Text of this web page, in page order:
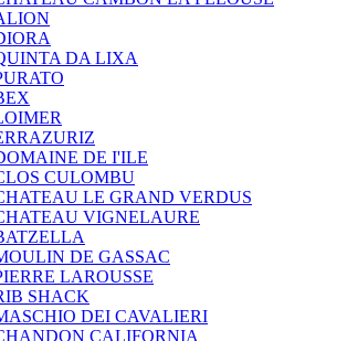
DA LIXA
DE I'ILE
CULOMBU
LE GRAND VERDUS
VIGNELAURE
DE GASSAC
LAROUSSE
SHACK
DEI CAVALIERI
CALIFORNIA